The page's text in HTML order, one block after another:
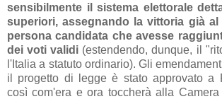
sensibilmente il sistema elettorale
superiori, assegnando la vittoria già
persona candidata che avesse
dei voti validi (estendendo, dunque, il
l'Italia a statuto ordinario). Gli
il progetto di legge è stato approvato a
così com'era e ora toccherà alla